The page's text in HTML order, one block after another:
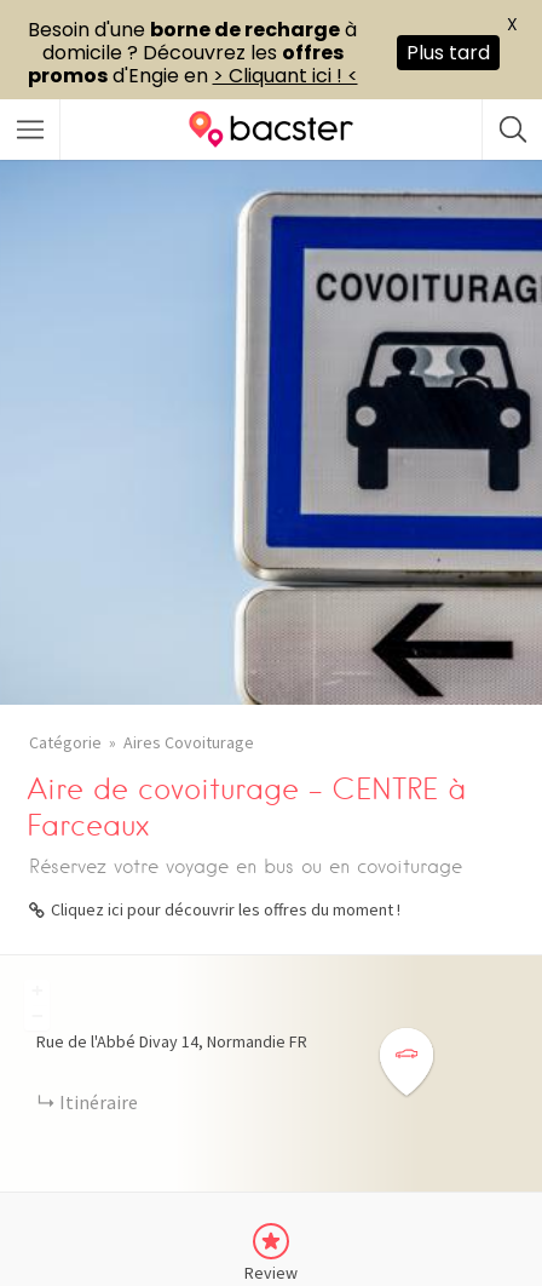
Catégorie Aires Covoiturage
Aire de covoiturage – CENTRE à
Farceaux
Réservez votre voyage en bus ou en covoiturage
Cliquez ici pour découvrir les offres du moment !
Rue de l'Abbé Divay14 Normandie FR
Itinéraire
Review
Besoin d'une borne de rechargeà
domicile ? Découvrez les offres
promosd'Engie en > Cliquant ici ! <
Plus tard
X